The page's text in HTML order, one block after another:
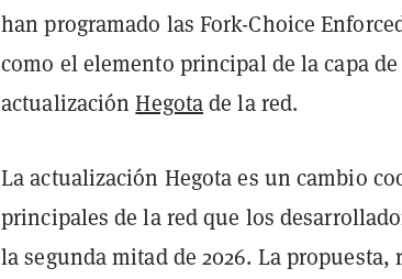
han programado las Fork-Choice
como el elemento principal de la capa
actualizaciónHegotade la red.
La actualización Hegota es un cambio
principales de la red que los
la segunda mitad de 2026. La propuesta,